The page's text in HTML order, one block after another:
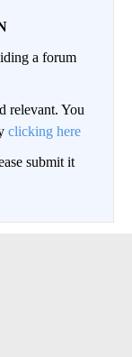
a forum
relevant. You
clicking here
submit it